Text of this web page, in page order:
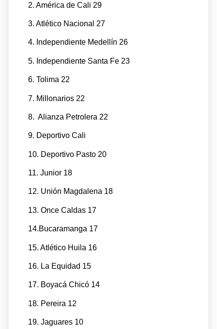
2. América de Cali 29
3. Atlético Nacional 27
4. Independiente Medellín 26
5. Independiente Santa Fe 23
6. Tolima 22
7. Millonarios 22
8. Alianza Petrolera 22
9. Deportivo Cali
10. Deportivo Pasto 20
11. Junior 18
12. Unión Magdalena 18
13. Once Caldas 17
14.Bucaramanga 17
15. Atlético Huila 16
16. La Equidad 15
17. Boyacá Chicó 14
18. Pereira 12
19. Jaguares 10